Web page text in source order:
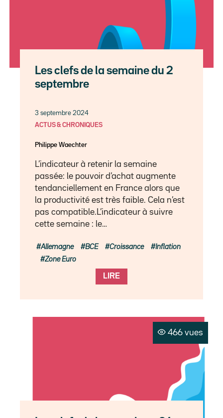
Les clefs de la semaine du 2
septembre
3 septembre 2024
ACTUS & CHRONIQUES
Philippe Waechter
L’indicateur à retenir la semaine
passée: le pouvoir d’achat augmente
tendanciellement en France alors que
la productivité est très faible. Cela n’est
pas compatible.L’indicateur à suivre
cette semaine : le…
LIRE
Allemagne BCE Croissance
Inflation
Zone Euro
466 vues